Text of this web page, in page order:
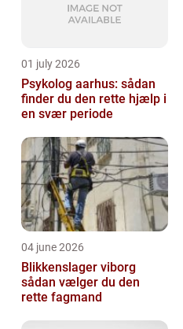
01 july 2026
Psykolog aarhus: sådan
finder du den rette hjælp i
en svær periode
04 june 2026
Blikkenslager viborg
sådan vælger du den
rette fagmand